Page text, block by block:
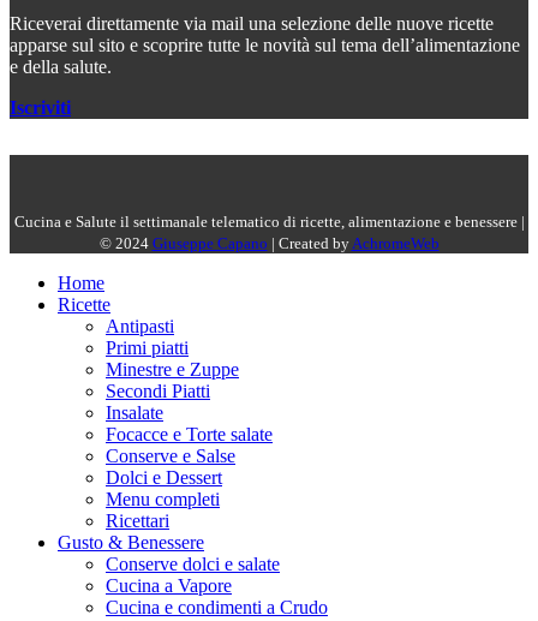
Riceverai direttamente via mail una selezione delle nuove ricette
apparse sul sito e scoprire tutte le novità sul tema dell’alimentazione
e della salute.
Iscriviti
Cucina e Salute il settimanale telematico di ricette, alimentazione e benessere |
© 2024 Giuseppe Capano | Created byAchromeWeb
Home
Ricette
Antipasti
Primi piatti
Minestre e Zuppe
Secondi Piatti
Insalate
Focacce e Torte salate
Conserve e Salse
Dolci e Dessert
Menu completi
Ricettari
Gusto & Benessere
Conserve dolci e salate
Cucina a Vapore
Cucina e condimenti a Crudo